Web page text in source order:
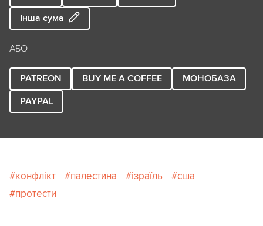
Інша сума
АБО
PATREON BUY ME A COFFEE
МОНОБАЗА
PAYPAL
конфлікт палестина ізраїль
сша
протести